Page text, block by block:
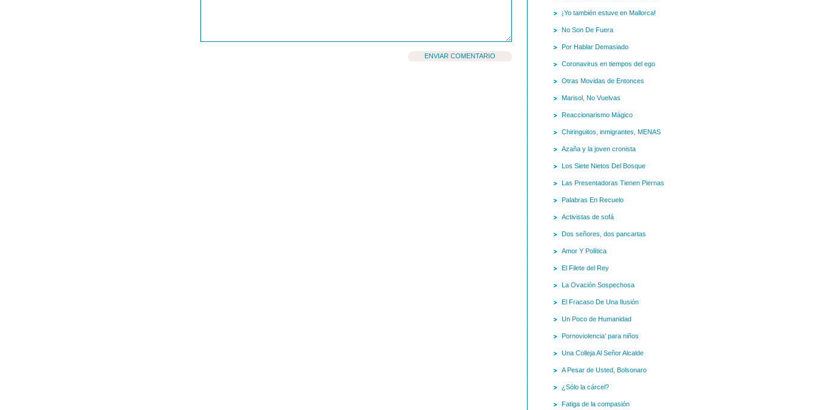
¡Yo también estuve en Mallorca!
No Son De Fuera
Por Hablar Demasiado
Coronavirus en tiempos del ego
Otras Movidas de Entonces
Marisol, No Vuelvas
Reaccionarismo Mágico
Chiringuitos, inmigrantes, MENAS
Azaña y la joven cronista
Los Siete Nietos Del Bosque
Las Presentadoras Tienen Piernas
Palabras En Recuelo
Activistas de sofá
Dos señores, dos pancartas
Amor Y Política
El Filete del Rey
La Ovación Sospechosa
El Fracaso De Una Ilusión
Un Poco de Humanidad
Pornoviolencia’ para niños
Una Colleja Al Señor Alcalde
A Pesar de Usted, Bolsonaro
¿Sólo la cárcel?
Fatiga de la compasión